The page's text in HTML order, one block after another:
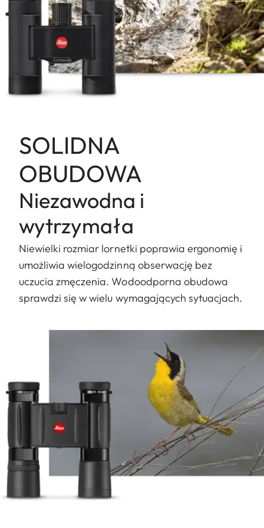
SOLIDNA
OBUDOWA
Niezawodna i
wytrzymała
Niewielki rozmiar lornetki poprawia ergonomię i
umożliwia wielogodzinną obserwację bez
uczucia zmęczenia. Wodoodporna obudowa
sprawdzi się w wielu wymagających sytuacjach.